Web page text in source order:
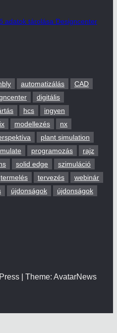
adatok tárolása Designcenter
automatizálás
CAD
digitális
hcs
ingyen
modellezés
nx
plant simulation
programozás
rajz
solid edge
szimuláció
termelés tervezés
webinár
újdonságok
újdonságok
| Theme: AvatarNews